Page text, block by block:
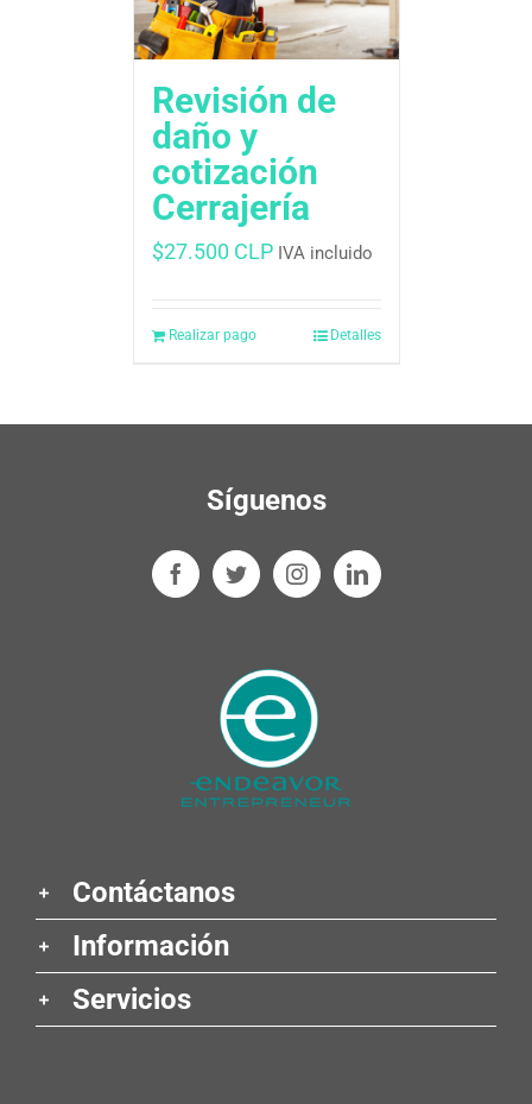
Revisión de
daño y
cotización
Cerrajería
$27.500 CLP IVA incluido
Realizar pago Detalles
Síguenos
Contáctanos
Información
Servicios